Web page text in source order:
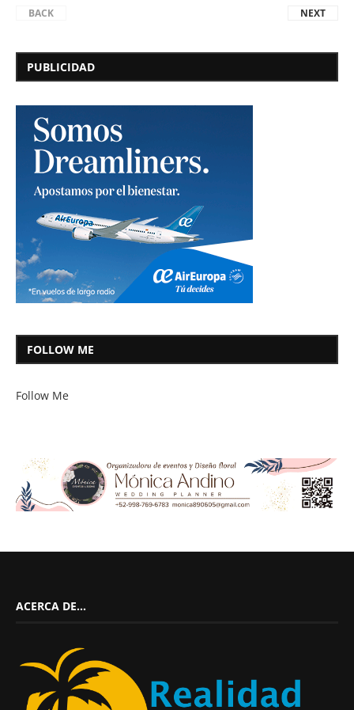
BACK NEXT
PUBLICIDAD
FOLLOW ME
Follow Me
ACERCA DE…